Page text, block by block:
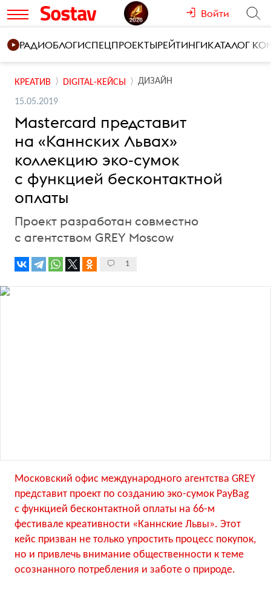
Войти
РАДИОБЛОГИСПЕЦПРОЕКТЫРЕЙТИНГИКАТАЛОГ
КРЕАТИВ DIGITAL-КЕЙСЫ ДИЗАЙН
15.05.2019
Mastercard представит
на «Каннских Львах»
коллекцию эко-сумок
с функцией бесконтактной
оплаты
Проект разработан совместно
с агентством GREY Moscow
1
Московский офис международного агентства GREY
представит проект по созданию эко-сумок PayBag
с функцией бесконтактной оплаты на 66-м
фестивале креативности «Каннские Львы». Этот
кейс призван не только упростить процесс покупок,
но и привлечь внимание общественности к теме
осознанного потребления и заботе о природе.